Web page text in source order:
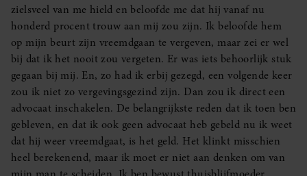
zielsveel van me hield en beloofde me dat hij vanaf nu
honderd procent trouw aan mij zou zijn. Ik beloofde hem
op mijn beurt zijn vreemdgaan te vergeven, maar zei er wel
bij dat ik het nooit zou vergeten. Er was iets behoorlijk stuk
gegaan bij mij. En, zo had ik erbij gezegd, een volgende keer
zou ik niet zo vergevingsgezind zijn. Dan zou ik direct een
advocaat inschakelen. De belangrijkste reden dat ik toen ben
gebleven, en dat ik ook geen advocaat heb gebeld nu ik weet
dat hij weer vreemdgaat, is het geld. Het klinkt misschien
heel berekenend, maar ik moet er niet aan denken om van